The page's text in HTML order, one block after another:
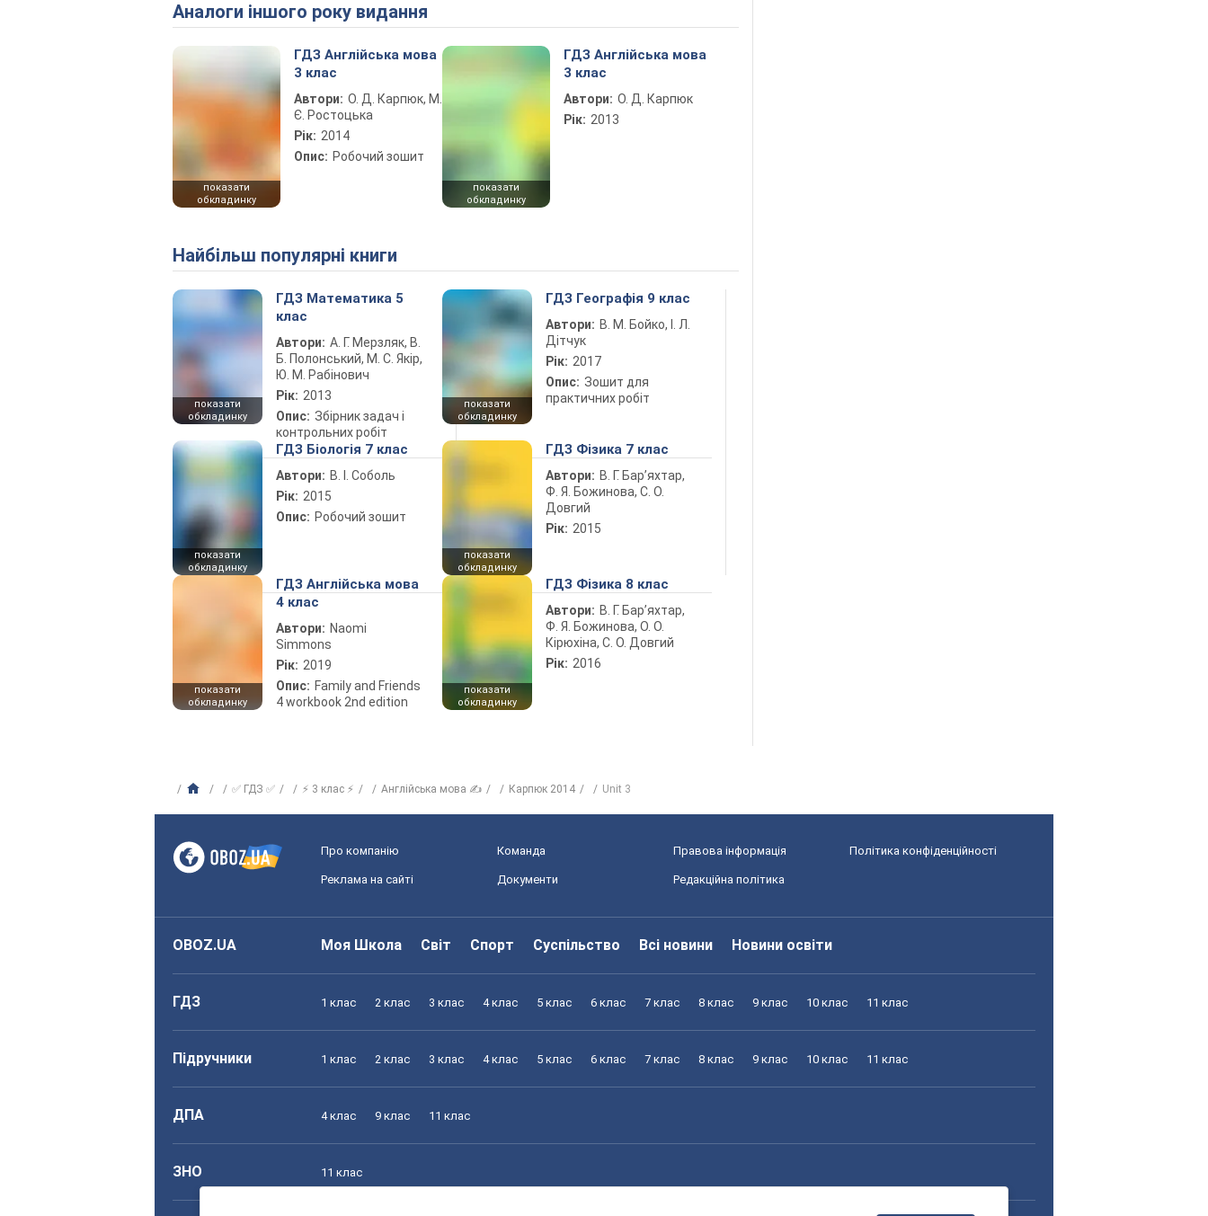
Аналоги іншого року видання
показати
обкладинку
ГДЗ Англійська мова
3 клас
Автори: О. Д. Карпюк, М.
Є. Ростоцька
Рік: 2014
Опис: Робочий зошит
показати
обкладинку
ГДЗ Англійська мова
3 клас
Автори: О. Д. Карпюк
Рік: 2013
Найбільш популярні книги
показати
обкладинку
ГДЗ Математика 5
клас
Автори: А. Г. Мерзляк, В.
Б. Полонський, М. С. Якір,
Ю. М. Рабінович
Рік: 2013
Опис: Збірник задач і
контрольних робіт
показати
обкладинку
ГДЗ Географія 9 клас
Автори: В. М. Бойко, І. Л.
Дітчук
Рік: 2017
Опис: Зошит для
практичних робіт
показати
обкладинку
ГДЗ Біологія 7 клас
Автори: В. І. Соболь
Рік: 2015
Опис: Робочий зошит
показати
обкладинку
ГДЗ Фізика 7 клас
Автори: В. Г. Бар’яхтар,
Ф. Я. Божинова, С. О.
Довгий
Рік: 2015
показати
обкладинку
ГДЗ Англійська мова
4 клас
Автори: Naomi
Simmons
Рік: 2019
Опис: Family and Friends
4 workbook 2nd edition
показати
обкладинку
ГДЗ Фізика 8 клас
Автори: В. Г. Бар’яхтар,
Ф. Я. Божинова, О. О.
Кірюхіна, С. О. Довгий
Рік: 2016
✅ ГДЗ ✅ ⚡ 3 клас ⚡ Англійська мова ✍ Карпюк 2014 Unit 3
Про компанію Команда Правова інформація Політика конфіденційності
Реклама на сайті Документи Редакційна політика
OBOZ.UA Моя Школа Світ Спорт Суспільство Всі новини Новини освіти
ГДЗ 1 клас 2 клас 3 клас 4 клас 5 клас 6 клас 7 клас 8 клас 9 клас 10 клас 11 клас
Підручники 1 клас 2 клас 3 клас 4 клас 5 клас 6 клас 7 клас 8 клас 9 клас 10 клас 11 клас
ДПА 4 клас 9 клас 11 клас
ЗНО 11 клас